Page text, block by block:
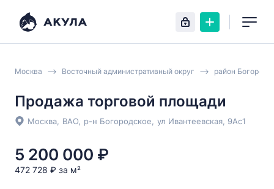
Москва Восточный административный округ район
Продажа торговой площади
Москва ВАО р-н Богородское ул Ивантеевская , 9Ас1
5 200 000 ₽
472 728 ₽ за м²